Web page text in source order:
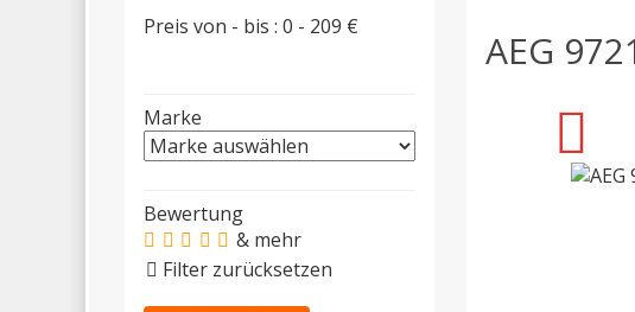
Preis von - bis : 0 - 209 €
Marke
Bewertung
& mehr
Filter zurücksetzen
AEG